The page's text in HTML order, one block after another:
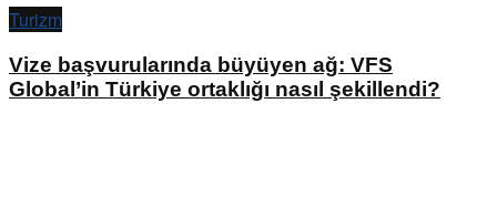
Turizm
Vize başvurularında büyüyen ağ: VFS
Global’in Türkiye ortaklığı nasıl şekillendi?